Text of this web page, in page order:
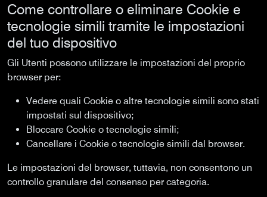
Come controllare o eliminare Cookie e
tecnologie simili tramite le impostazioni
del tuo dispositivo
Gli Utenti possono utilizzare le impostazioni del proprio
browser per:
Vedere quali Cookie o altre tecnologie simili sono stati
impostati sul dispositivo;
Bloccare Cookie o tecnologie simili;
Cancellare i Cookie o tecnologie simili dal browser.
Le impostazioni del browser, tuttavia, non consentono un
controllo granulare del consenso per categoria.